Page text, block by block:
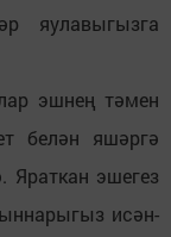
яулавыгызга
эшнең тәмен
белән яшәргә
Яраткан эшегез
исән-